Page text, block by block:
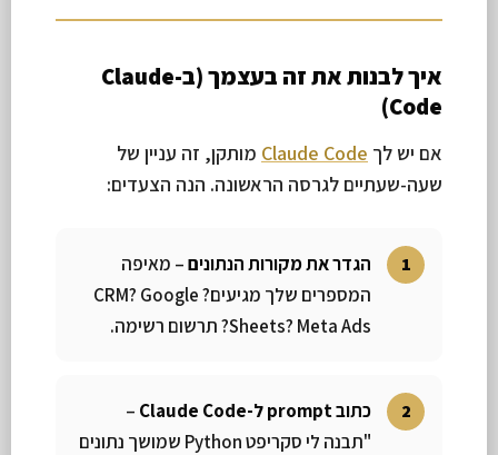
איך לבנות את זה בעצמך (ב-Claude
Code)
אם יש לך Claude Code מותקן, זה עניין של
שעה-שעתיים לגרסה הראשונה. הנה הצעדים:
הגדר את מקורות הנתונים– מאיפה
המספרים שלך מגיעים? CRM? Google
Sheets? Meta Ads? תרשום רשימה.
כתוב prompt ל-Claude Code
–
"תבנה לי סקריפט Python שמושך נתונים